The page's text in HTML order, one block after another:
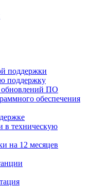
поддержки
поддержку
ПО
обеспечения
в техническую
на 12 месяцев